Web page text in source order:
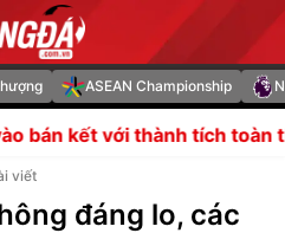
ASEAN Championship
toàn thắng Thắng
viết
đáng lo, các